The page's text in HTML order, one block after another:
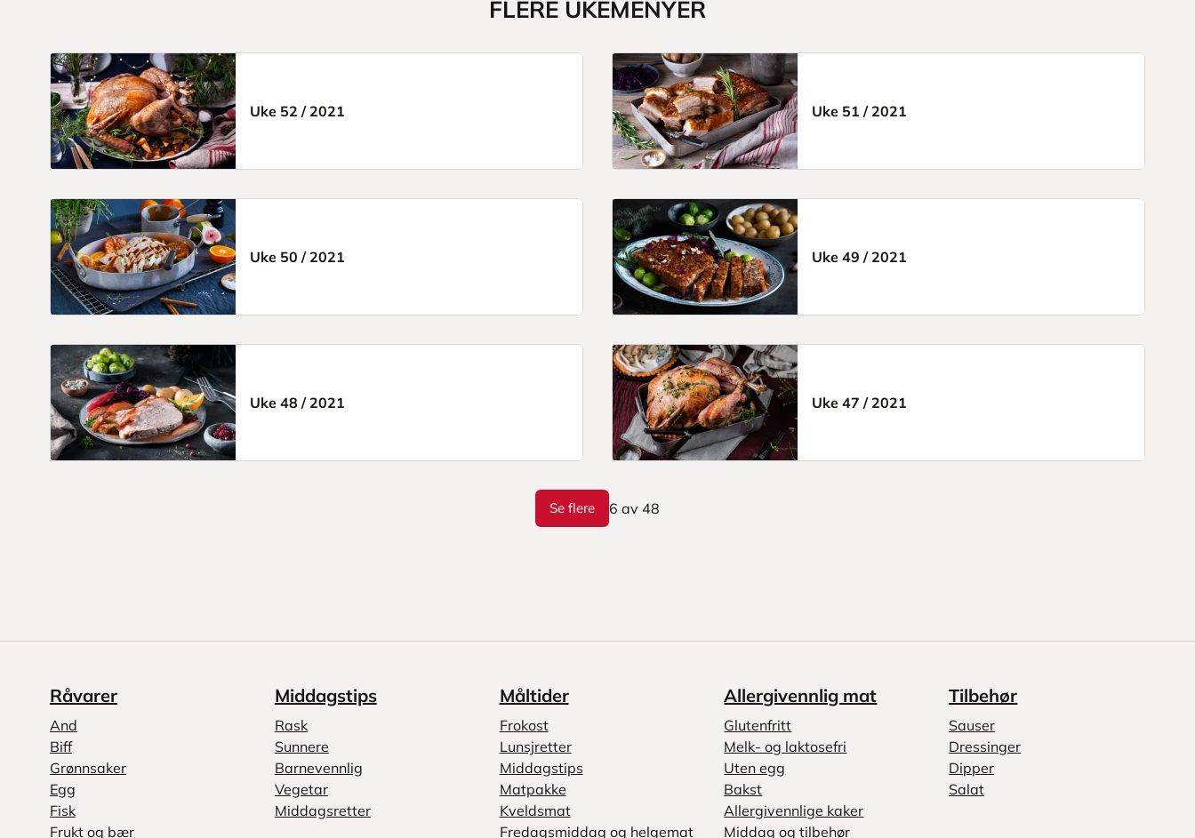
FLERE UKEMENYER
Uke 52 / 2021 Uke 51 / 2021
Uke 50 / 2021 Uke 49 / 2021
Uke 48 / 2021 Uke 47 / 2021
Se flere 6 av 48
Råvarer
And
Biff
Grønnsaker
Egg
Fisk
Frukt og bær
Middagstips
Rask
Sunnere
Barnevennlig
Vegetar
Middagsretter
Måltider
Frokost
Lunsjretter
Middagstips
Matpakke
Kveldsmat
Fredagsmiddag og helgemat
Allergivennlig mat
Glutenfritt
Melk- og laktosefri
Uten egg
Bakst
Allergivennlige kaker
Middag og tilbehør
Tilbehør
Sauser
Dressinger
Dipper
Salat